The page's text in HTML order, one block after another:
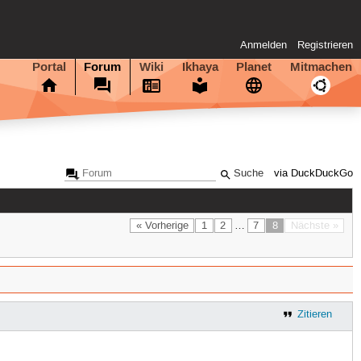
Anmelden Registrieren
Portal Forum Wiki Ikhaya Planet Mitmachen
via DuckDuckGo
« Vorherige 1 2 … 7 8 Nächste »
Zitieren